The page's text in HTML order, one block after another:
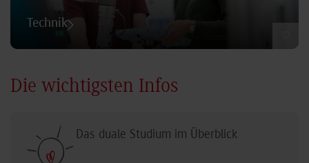
Technik
Die wichtigsten Infos
Das duale Studium im Überblick